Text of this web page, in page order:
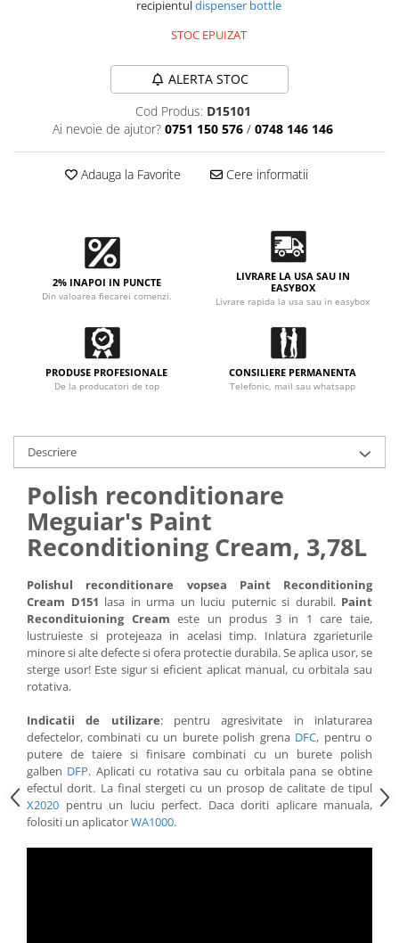
Accesorii detailing rapid
ACCESORII EXTERIOR
CONSUMABILE AUTO
recipientuldispenser bottle
STOC EPUIZAT
ALERTA STOC
Cod Produs: D15101
Ai nevoie de ajutor? 0751 150 576 / 0748 146 146
Adauga la Favorite Cere informatii
2% INAPOI IN PUNCTE
Din valoarea fiecarei comenzi.
LIVRARE LA USA SAU IN
EASYBOX
Livrare rapida la usa sau in easybox
PRODUSE PROFESIONALE
De la producatori de top
CONSILIERE PERMANENTA
Telefonic, mail sau whatsapp
Descriere
Polish reconditionare
Meguiar's Paint
Reconditioning Cream, 3,78L
Polishul reconditionare vopsea Paint Reconditioning
Cream D151 lasa in urma un luciu puternic si durabil. Paint
Recondituioning Cream este un produs 3 in 1 care taie,
lustruieste si protejeaza in acelasi timp. Inlatura zgarieturile
minore si alte defecte si ofera protectie durabila. Se aplica usor, se
sterge usor! Este sigur si eficient aplicat manual, cu orbitala sau
rotativa.
Indicatii de utilizare: pentru agresivitate in inlaturarea
defectelor, combinati cu un burete polish grena DFC, pentru o
putere de taiere si finisare combinati cu un burete polish
galben DFP. Aplicati cu rotativa sau cu orbitala pana se obtine
efectul dorit. La final stergeti cu un prosop de calitate de tipul
X2020 pentru un luciu perfect. Daca doriti aplicare manuala,
folositi un aplicatorWA1000.